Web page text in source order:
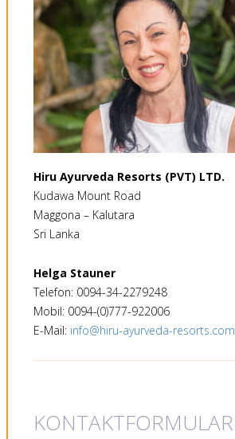
Hiru Ayurveda Resorts (PVT) LTD.
Kudawa Mount Road
Maggona – Kalutara
Sri Lanka
Helga Stauner
Telefon: 0094-34-2279248
Mobil: 0094-(0)777-922006
E-Mail: info@hiru-ayurveda-resorts.com
KONTAKTFORMULAR